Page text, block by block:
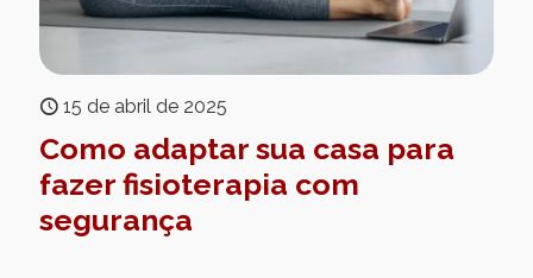
15 de abril de 2025
Como adaptar sua casa para
fazer fisioterapia com
segurança